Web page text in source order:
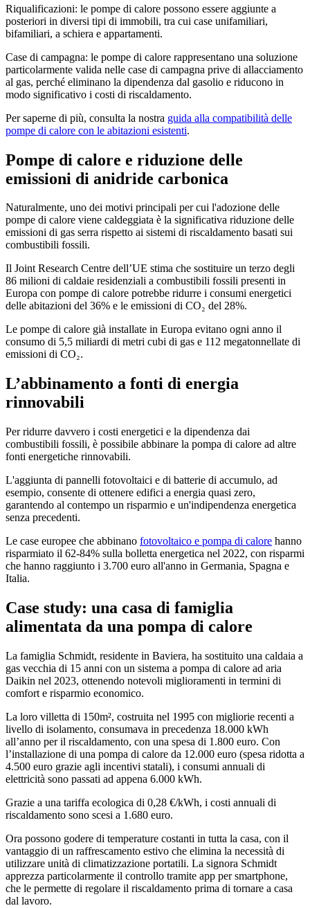
Riqualificazioni: le pompe di calore possono essere aggiunte a
posteriori in diversi tipi di immobili, tra cui case unifamiliari,
bifamiliari, a schiera e appartamenti.
Case di campagna: le pompe di calore rappresentano una soluzione
particolarmente valida nelle case di campagna prive di allacciamento
al gas, perché eliminano la dipendenza dal gasolio e riducono in
modo significativo i costi di riscaldamento.
Per saperne di più, consulta la nostra guida alla compatibilità delle
pompe di calore con le abitazioni esistenti.
Pompe di calore e riduzione delle
emissioni di anidride carbonica
Naturalmente, uno dei motivi principali per cui l'adozione delle
pompe di calore viene caldeggiata è la significativa riduzione delle
emissioni di gas serra rispetto ai sistemi di riscaldamento basati sui
combustibili fossili.
Il Joint Research Centre dell’UE stima che sostituire un terzo degli
86 milioni di caldaie residenziali a combustibili fossili presenti in
Europa con pompe di calore potrebbe ridurre i consumi energetici
delle abitazioni del 36% e le emissioni di CO₂ del 28%.
Le pompe di calore già installate in Europa evitano ogni anno il
consumo di 5,5 miliardi di metri cubi di gas e 112 megatonnellate di
emissioni di CO₂.
L’abbinamento a fonti di energia
rinnovabili
Per ridurre davvero i costi energetici e la dipendenza dai
combustibili fossili, è possibile abbinare la pompa di calore ad altre
fonti energetiche rinnovabili.
L'aggiunta di pannelli fotovoltaici e di batterie di accumulo, ad
esempio, consente di ottenere edifici a energia quasi zero,
garantendo al contempo un risparmio e un'indipendenza energetica
senza precedenti.
Le case europee che abbinano fotovoltaico e pompa di calore hanno
risparmiato il 62-84% sulla bolletta energetica nel 2022, con risparmi
che hanno raggiunto i 3.700 euro all'anno in Germania, Spagna e
Italia.
Case study: una casa di famiglia
alimentata da una pompa di calore
La famiglia Schmidt, residente in Baviera, ha sostituito una caldaia a
gas vecchia di 15 anni con un sistema a pompa di calore ad aria
Daikin nel 2023, ottenendo notevoli miglioramenti in termini di
comfort e risparmio economico.
La loro villetta di 150m², costruita nel 1995 con migliorie recenti a
livello di isolamento, consumava in precedenza 18.000 kWh
all’anno per il riscaldamento, con una spesa di 1.800 euro. Con
l’installazione di una pompa di calore da 12.000 euro (spesa ridotta a
4.500 euro grazie agli incentivi statali), i consumi annuali di
elettricità sono passati ad appena 6.000 kWh.
Grazie a una tariffa ecologica di 0,28 €/kWh, i costi annuali di
riscaldamento sono scesi a 1.680 euro.
Ora possono godere di temperature costanti in tutta la casa, con il
vantaggio di un raffrescamento estivo che elimina la necessità di
utilizzare unità di climatizzazione portatili. La signora Schmidt
apprezza particolarmente il controllo tramite app per smartphone,
che le permette di regolare il riscaldamento prima di tornare a casa
dal lavoro.